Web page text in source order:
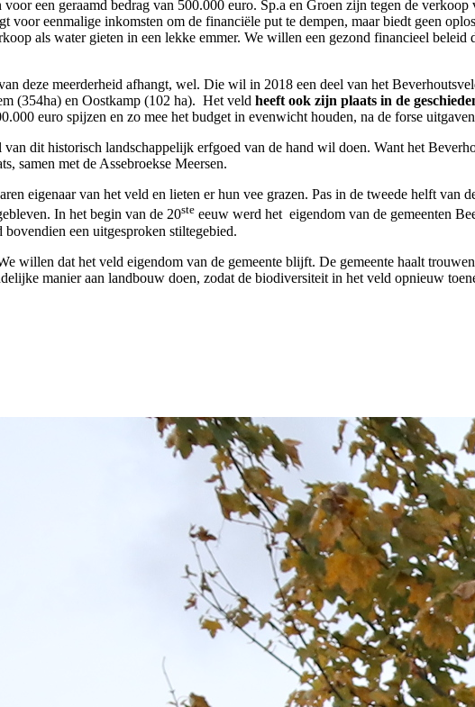
een geraamd bedrag van 500.000 euro. Sp.a en Groen zijn tegen de
eenmalige inkomsten om de financiële put te dempen, maar biedt geen
als water gieten in een lekke emmer. We willen een gezond financieel beleid
deze meerderheid afhangt, wel. Die wil in 2018 een deel van het
(354ha) en Oostkamp (102 ha). Het veld heeft ook zijn plaats in de
euro spijzen en zo mee het budget in evenwicht houden, na de forse
dit historisch landschappelijk erfgoed van de hand wil doen. Want het
samen met de Assebroekse Meersen.
eigenaar van het veld en lieten er hun vee grazen. Pas in de tweede helft van
In het begin van de 20ste eeuw werd het eigendom van de gemeenten
een uitgesproken stiltegebied.
willen dat het veld eigendom van de gemeente blijft. De gemeente haalt
manier aan landbouw doen, zodat de biodiversiteit in het veld opnieuw